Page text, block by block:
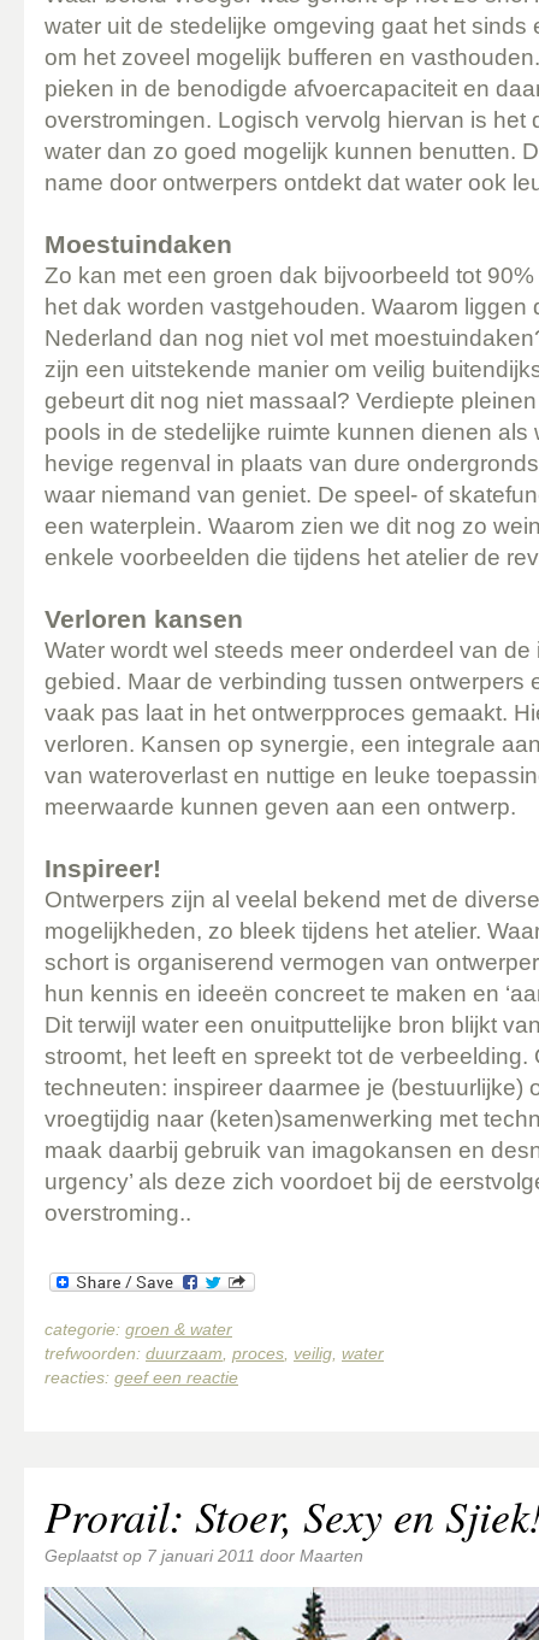
water uit de stedelijke omgeving gaat het sinds
om het zoveel mogelijk bufferen en
pieken in de benodigde afvoercapaciteit en
overstromingen. Logisch vervolg hiervan is het
water dan zo goed mogelijk kunnen benutten.
name door ontwerpers ontdekt dat water ook
Moestuindaken
Zo kan met een groen dak bijvoorbeeld tot
het dak worden vastgehouden. Waarom liggen
Nederland dan nog niet vol met
zijn een uitstekende manier om veilig
gebeurt dit nog niet massaal? Verdiepte
pools in de stedelijke ruimte kunnen dienen als
hevige regenval in plaats van dure
waar niemand van geniet. De speel- of
een waterplein. Waarom zien we dit nog zo
enkele voorbeelden die tijdens het atelier de
Verloren kansen
Water wordt wel steeds meer onderdeel van
gebied. Maar de verbinding tussen ontwerpers
vaak pas laat in het ontwerpproces gemaakt.
verloren. Kansen op synergie, een integrale
van wateroverlast en nuttige en leuke
meerwaarde kunnen geven aan een ontwerp.
Inspireer!
Ontwerpers zijn al veelal bekend met de
mogelijkheden, zo bleek tijdens het atelier.
schort is organiserend vermogen van
hun kennis en ideeën concreet te maken en
Dit terwijl water een onuitputtelijke bron blijkt
stroomt, het leeft en spreekt tot de verbeelding.
techneuten: inspireer daarmee je (bestuurlijke)
vroegtijdig naar (keten)samenwerking met
maak daarbij gebruik van imagokansen en
urgency’ als deze zich voordoet bij de
overstroming..
categorie: groen & water
trefwoorden: duurzaam proces veilig water
reacties: geef een reactie
Prorail: Stoer, Sexy en
Geplaatst op 7 januari 2011 door Maarten